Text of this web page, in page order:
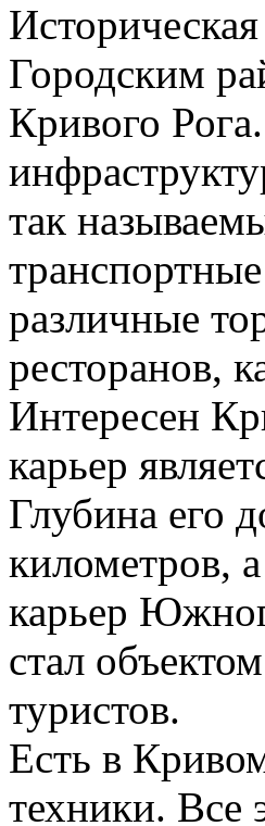
Городским
Кривого
так
различные
ресторанов,
Интересен
карьер
Глубина его
километров,
карьер
стал
туристов.
Есть в
техники. Все